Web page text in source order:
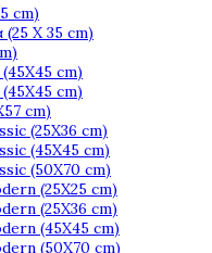
cm)
X 35 cm)
cm)
cm)
cm)
(25X36 cm)
(45X45 cm)
(50X70 cm)
(25X25 cm)
(25X36 cm)
(45X45 cm)
(50X70 cm)